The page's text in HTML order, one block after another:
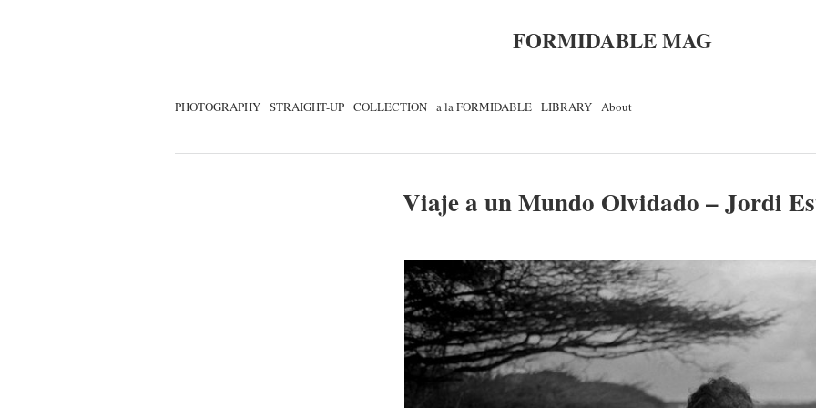
FORMIDABLE MAG
PHOTOGRAPHY STRAIGHT-UP COLLECTION a la FORMIDABLE LIBRARY About
Viaje a un Mundo Olvidado – Jordi